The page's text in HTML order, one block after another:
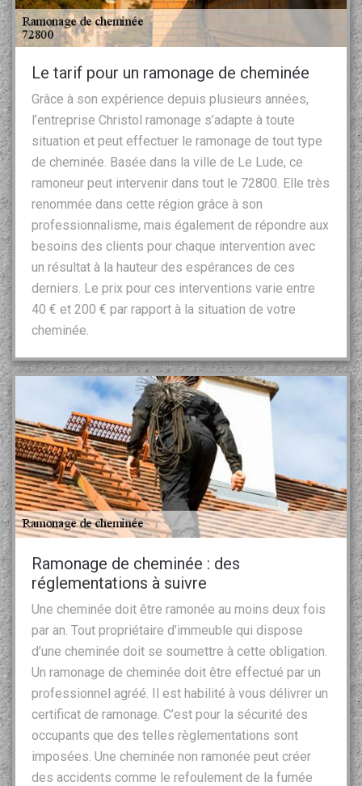
Le tarif pour un ramonage de cheminée
Grâce à son expérience depuis plusieurs années,
l’entreprise Christol ramonage s’adapte à toute
situation et peut effectuer le ramonage de tout type
de cheminée. Basée dans la ville de Le Lude, ce
ramoneur peut intervenir dans tout le 72800. Elle très
renommée dans cette région grâce à son
professionnalisme, mais également de répondre aux
besoins des clients pour chaque intervention avec
un résultat à la hauteur des espérances de ces
derniers. Le prix pour ces interventions varie entre
40 € et 200 € par rapport à la situation de votre
cheminée.
Ramonage de cheminée : des
réglementations à suivre
Une cheminée doit être ramonée au moins deux fois
par an. Tout propriétaire d’immeuble qui dispose
d’une cheminée doit se soumettre à cette obligation.
Un ramonage de cheminée doit être effectué par un
professionnel agréé. Il est habilité à vous délivrer un
certificat de ramonage. C’est pour la sécurité des
occupants que des telles règlementations sont
imposées. Une cheminée non ramonée peut créer
des accidents comme le refoulement de la fumée